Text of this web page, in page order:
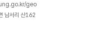
geo
남서리 산162